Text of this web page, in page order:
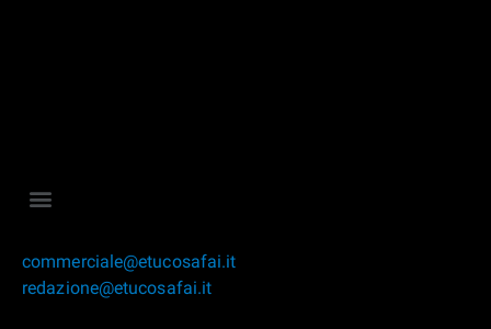
commerciale@etucosafai.it
redazione@etucosafai.it